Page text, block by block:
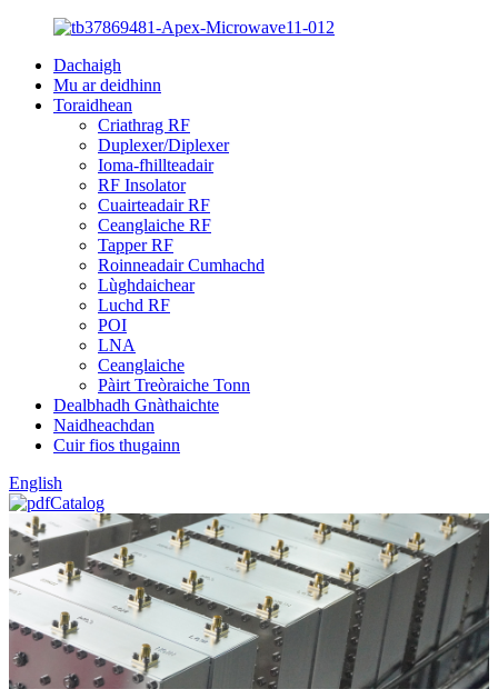
Dachaigh
Mu ar deidhinn
Toraidhean
Criathrag RF
Duplexer/Diplexer
Ioma-fhillteadair
RF Insolator
Cuairteadair RF
Ceanglaiche RF
Tapper RF
Roinneadair Cumhachd
Lùghdaichear
Luchd RF
POI
LNA
Ceanglaiche
Pàirt Treòraiche Tonn
Dealbhadh Gnàthaichte
Naidheachdan
Cuir fios thugainn
English
Catalog